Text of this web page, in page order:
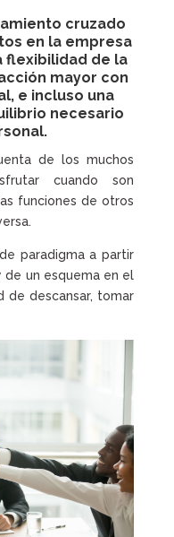
cruzado
en la empresa
flexibilidad de la
mayor con
, e incluso una
necesario
.
de los muchos
cuando son
funciones de otros
paradigma a partir
un esquema en el
de descansar, tomar